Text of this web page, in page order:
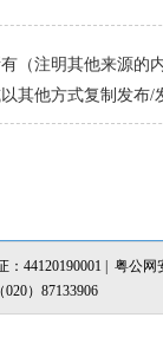
注明其他来源的
其他方式复制发布/
：44120190001 | 粤公网
）87133906